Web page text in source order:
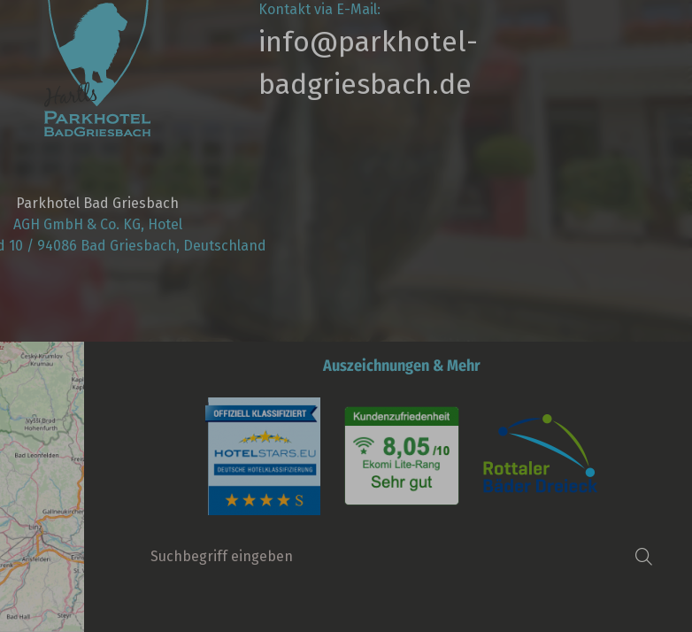
Kontakt via E-Mail:
info@parkhotel­-
badgriesbach.de
Parkhotel Bad Griesbach
AGH GmbH & Co. KG, Hotel
10 / 94086 Bad Griesbach, Deutschland
Auszeichnungen & Mehr
Suchbegriff